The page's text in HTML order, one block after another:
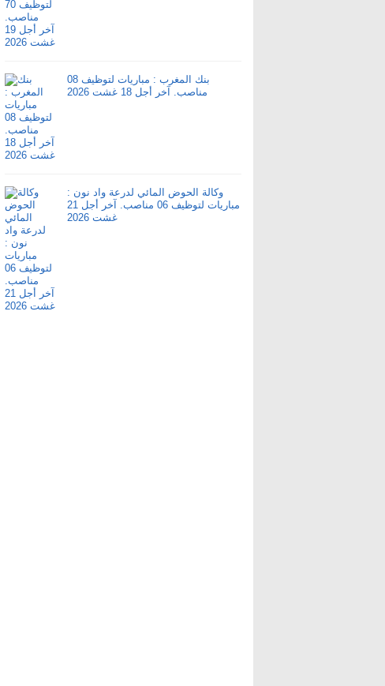
بنك المغرب : مباريات لتوظيف 08
مناصب. آخر أجل 18 غشت 2026
وكالة الحوض المائي لدرعة واد نون :
مباريات لتوظيف 06 مناصب. آخر أجل 21
غشت 2026